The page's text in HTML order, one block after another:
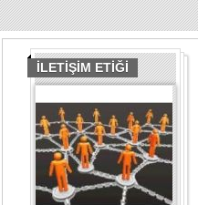
İLETİŞİM ETİĞİ